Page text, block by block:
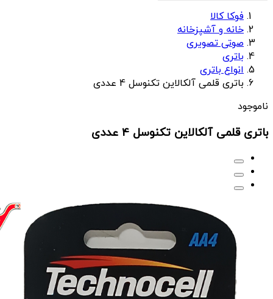
فوکا کالا
خانه و آشپزخانه
صوتی تصویری
باتری
انواع باتری
باتری قلمی آلکالاین تکنوسل 4 عددی
ناموجود
باتری قلمی آلکالاین تکنوسل 4 عددی